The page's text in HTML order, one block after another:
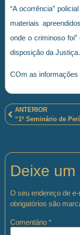
“A ocorrência”
materiais
onde o criminoso foi”
disposição da
COm as informações
ANTERIOR
Deixe
O seu endereço de
obrigatórios são
Comentário *